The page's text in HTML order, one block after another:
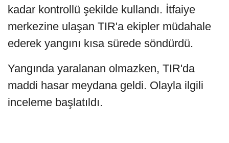
kadar kontrollü şekilde kullandı. İtfaiye
merkezine ulaşan TIR'a ekipler müdahale
ederek yangını kısa sürede söndürdü.
Yangında yaralanan olmazken, TIR'da
maddi hasar meydana geldi. Olayla ilgili
inceleme başlatıldı.